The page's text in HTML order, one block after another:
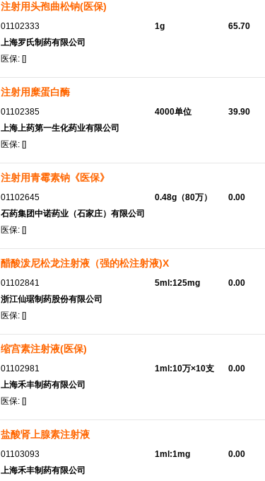
注射用头孢曲松钠(医保)
01102333
上海罗氏制药有限公司
医保: []
1g 65.70
注射用糜蛋白酶
01102385
上海上药第一生化药业有限公司
医保: []
4000单位 39.90
注射用青霉素钠《医保》
01102645
石药集团中诺药业（石家庄）有限公司
医保: []
0.48g（80万） 0.00
醋酸泼尼松龙注射液（强的松注射液)X
01102841
浙江仙琚制药股份有限公司
医保: []
5ml:125mg 0.00
缩宫素注射液(医保)
01102981
上海禾丰制药有限公司
医保: []
1ml:10万×10支 0.00
盐酸肾上腺素注射液
01103093
上海禾丰制药有限公司
1ml:1mg 0.00